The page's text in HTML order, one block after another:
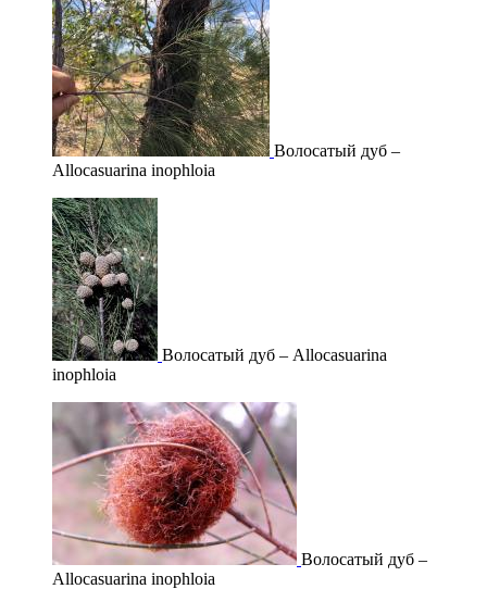
Волосатый дуб –
Allocasuarina inophloia
Волосатый дуб – Allocasuarina
inophloia
Волосатый дуб –
Allocasuarina inophloia